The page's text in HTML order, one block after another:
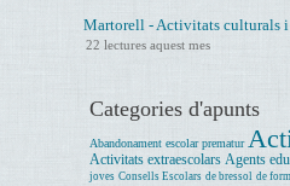
Martorell - Activitats culturals
22 lectures aquest mes
Categories d'apunts
Abandonament escolar prematur
Activitats extraescolars Agents
joves Consells Escolars de bressol de